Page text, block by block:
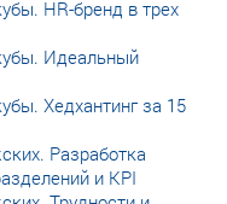
HR-бренд в трех
Идеальный
Хедхантинг за 15
Разработка
и KPI